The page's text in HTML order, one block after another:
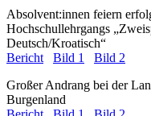
Absolvent:innen feiern
Hochschullehrgangs
Deutsch/Kroatisch“
Bericht
Bild 1
Bild 2
Großer Andrang bei der
Burgenland